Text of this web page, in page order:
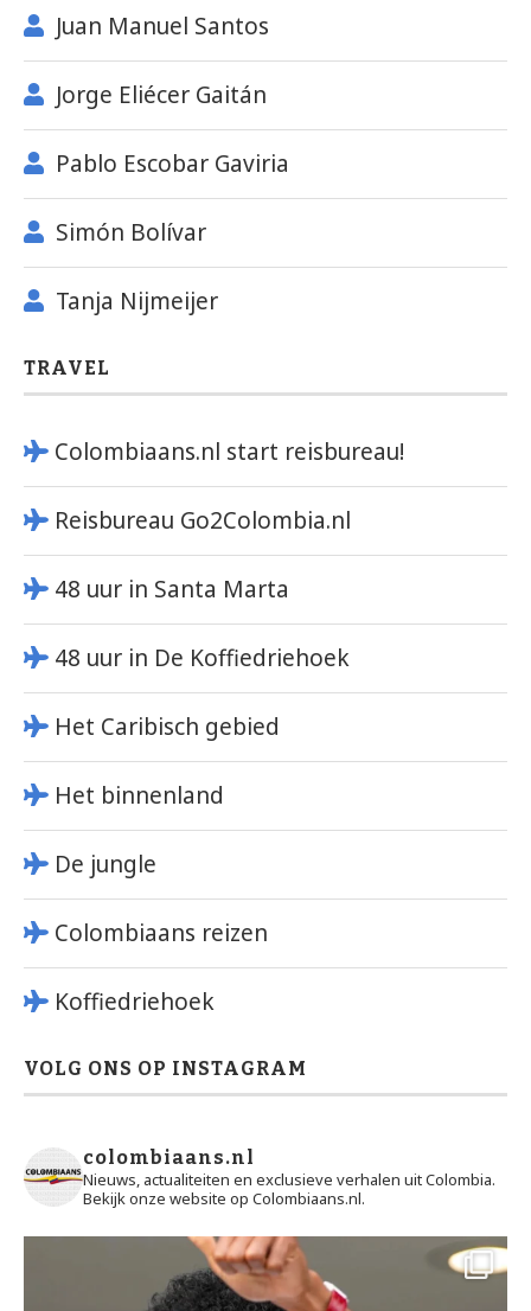
Juan Manuel Santos
Jorge Eliécer Gaitán
Pablo Escobar Gaviria
Simón Bolívar
Tanja Nijmeijer
TRAVEL
Colombiaans.nl start reisbureau!
Reisbureau Go2Colombia.nl
48 uur in Santa Marta
48 uur in De Koffiedriehoek
Het Caribisch gebied
Het binnenland
De jungle
Colombiaans reizen
Koffiedriehoek
VOLG ONS OP INSTAGRAM
colombiaans.nl
Nieuws, actualiteiten en exclusieve verhalen uit Colombia.
Bekijk onze website op Colombiaans.nl.